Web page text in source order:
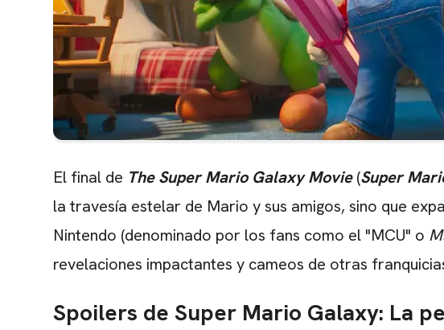
El final de The Super Mario Galaxy Movie(Super
la travesía estelar de Mario y sus amigos, sino que
Nintendo (denominado por los fans como el "MCU" o
revelaciones impactantes y cameos de otras
Spoilers de Super Mario Galaxy: La